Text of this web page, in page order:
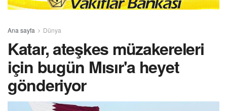
Ana sayfa Dünya
Katar, ateşkes müzakereleri
için bugün Mısır'a heyet
gönderiyor